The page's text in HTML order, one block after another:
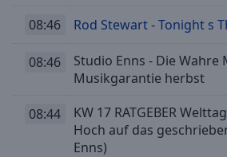
08:46 Rod Stewart - Tonight s
08:46
Studio Enns - Die Wahre
Musikgarantie herbst
08:44
KW 17 RATGEBER
Hoch auf das
Enns)